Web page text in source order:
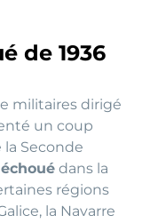
de 1936
militaires dirigé
un coup
Seconde
dans la
régions
la Navarre